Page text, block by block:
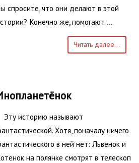
спросите, что они делают в этой
Конечно же, помогают …
Читать далее...
Эту историю называют
Хотя, поначалу ничего
в ней нет: Львенок и
на полянке смотрят в телескоп